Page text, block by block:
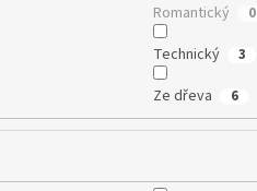
Romantický 0
Technický 3
Ze dřeva 6